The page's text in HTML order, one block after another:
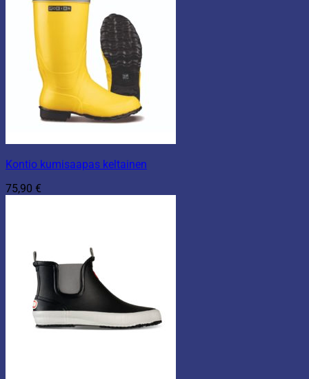
Kontio kumisaapas keltainen
75,90 €